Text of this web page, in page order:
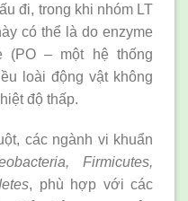
đi, trong khi nhóm LT
có thể là do enzyme
(PO – một hệ thống
loài động vật không
độ thấp.
các ngành vi khuẩn
Firmicutes,
, phù hợp với các